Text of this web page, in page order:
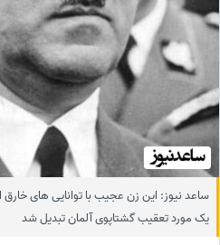
یک مورد تعقیب گشتاپوی آلمان تبدیل شد